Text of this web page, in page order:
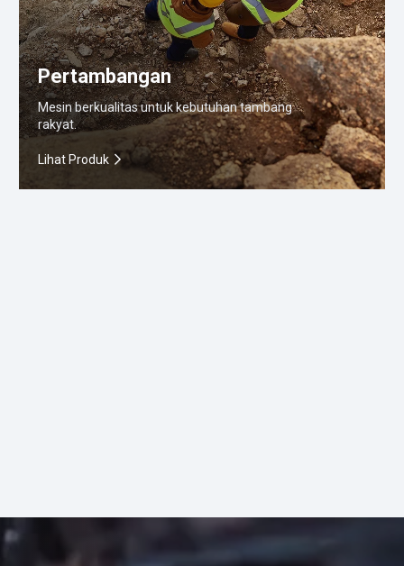
Pertambangan
Mesin berkualitas untuk kebutuhan tambang
rakyat.
Lihat Produk